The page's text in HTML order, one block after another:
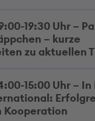
19:30 Uhr –
– kurze
zu aktuellen
15:00 Uhr –
Kooperation